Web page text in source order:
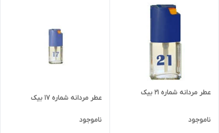
عطر مردانه شماره 21 بیک
ناموجود
عطر مردانه شماره 17 بیک
ناموجود